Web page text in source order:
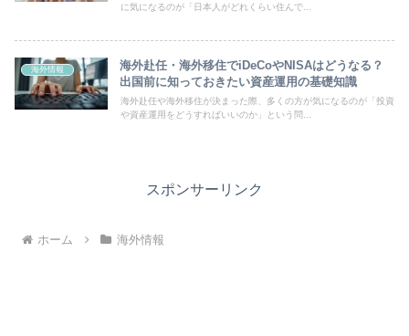
に気になるのが「日本人がどれくらい住んで...
海外情報
海外赴任・海外移住でiDeCoやNISAはどうなる？
出国前に知っておきたい資産運用の基礎知識
海外赴任や海外移住が決まった際、多くの方が気になるのが「投資
や資産運用をどうすればいいのか」という問...
スポンサーリンク
ホーム 海外情報